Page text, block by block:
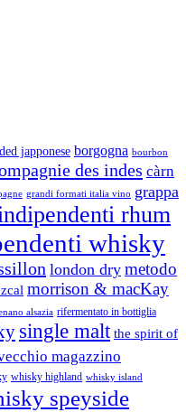
japponese borgogna bourbon
des indes càrn
grandi formati italia vino grappa
rhum
whisky
london dry metodo
morrison & macKay
alsazia rifermentato in bottiglia
single malt the spirit of
magazzino
whisky highland whisky island
speyside